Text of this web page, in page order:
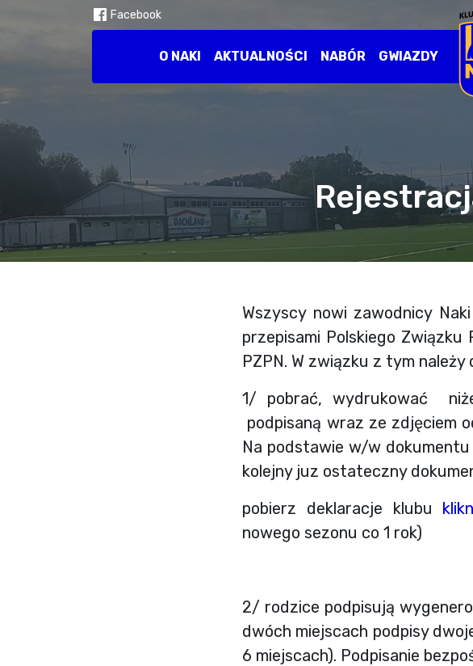
Facebook
O NAKI AKTUALNOŚCI NABÓR GWIAZDY
Wszyscy nowi zawodnicy
przepisami Polskiego Związku
PZPN. W związku z tym
1/ pobrać, wydrukować
podpisaną wraz ze zdjęciem
Na podstawie w/w
kolejny juz ostateczny
pobierz deklaracje klubu
nowego sezonu co 1 rok)
2/ rodzice podpisują
dwóch miejscach podpisy
6 miejscach). Podpisanie